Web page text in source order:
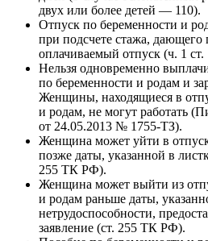
двух или более детей — 110).
Отпуск по беременности и
при подсчете стажа,
оплачиваемый отпуск (ч. 1
Нельзя одновременно
по беременности и родам и
Женщины, находящиеся в
и родам, не могут работать
от 24.05.2013 № 1755-ТЗ).
Женщина может уйти в
позже даты, указанной в
255 ТК РФ).
Женщина может выйти из
и родам раньше даты,
нетрудоспособности,
заявление (ст. 255 ТК РФ).